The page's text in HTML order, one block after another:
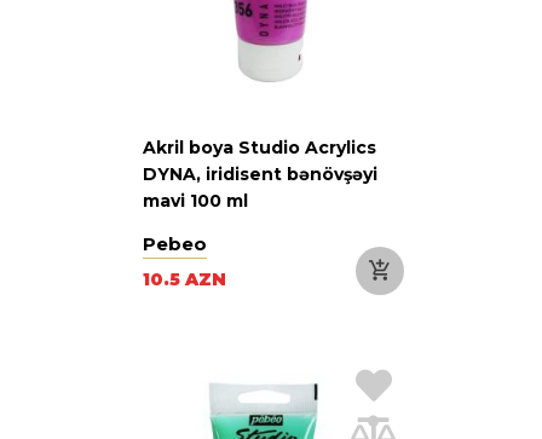
Akril boya Studio Acrylics
DYNA, iridisent bənövşəyi
mavi 100 ml
Pebeo
10.5 AZN